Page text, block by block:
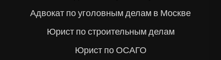
Адвокат по уголовным делам в Москве
Юрист по строительным делам
Юрист по ОСАГО